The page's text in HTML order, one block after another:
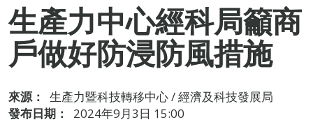
生產力中心經科局籲商
戶做好防浸防風措施
來源：
生產力暨科技轉移中心 / 經濟及科技發展局
發布日期：
2024年9月3日 15:00